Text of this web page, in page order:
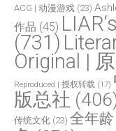
ACG | 动漫游戏 (23)
作品 (45)
(731)
Original |
Reproduced | 授权转载 (17)
版总社
传统文化 (23) 全年龄